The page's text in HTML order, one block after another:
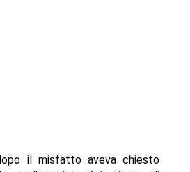
il misfatto aveva chiesto